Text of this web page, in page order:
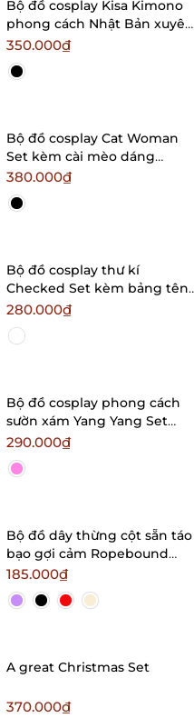
Bộ đồ cosplay Kisa Kimono
phong cách Nhật Bản xuyên
thấu siêu gợi cảm quyến rũ
Bralettehousevn
350.000₫
Bộ đồ cosplay Cat Woman
Set kèm cài mèo dáng
bodysuit cut out gợi cảm
Bralettehousevn
380.000₫
Bộ đồ cosplay thư kí
Checked Set kèm bảng tên
kín đáo gợi cảm ôm sát
Bralettehousevn
280.000₫
Bộ đồ cosplay phong cách
sườn xám Yang Yang Set
xuyên thấu siêu gợi cảm
Bralettehousevn
290.000₫
Bộ đồ dây thừng cột sẵn táo
bạo gợi cảm Ropebound
Bodysuit S2673
Bralettehousevn
185.000₫
A great Christmas Set
370.000₫